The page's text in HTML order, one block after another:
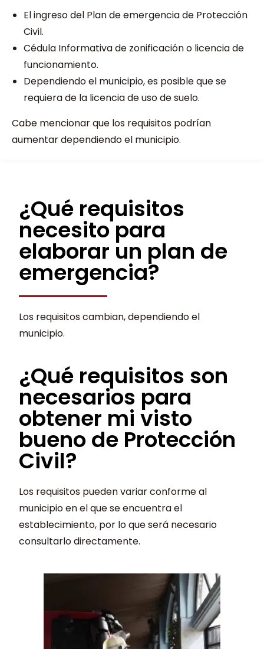
El ingreso del Plan de emergencia de Protección
Civil.
Cédula Informativa de zonificación o licencia de
funcionamiento.
Dependiendo el municipio, es posible que se
requiera de la licencia de uso de suelo.
Cabe mencionar que los requisitos podrían
aumentar dependiendo el municipio.
¿Qué requisitos
necesito para
elaborar un plan de
emergencia?
Los requisitos cambian, dependiendo el
municipio.
¿Qué requisitos son
necesarios para
obtener mi visto
bueno de Protección
Civil?
Los requisitos pueden variar conforme al
municipio en el que se encuentra el
establecimiento, por lo que será necesario
consultarlo directamente.